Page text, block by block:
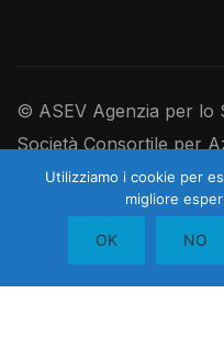
© ASEV Agenzia per lo
Società Consortile per
Ufficio Registro
05181410480 - R.E.A.
USAL8PV - Cap. Soc.
Utilizziamo i cookie per
migliore
OK NO